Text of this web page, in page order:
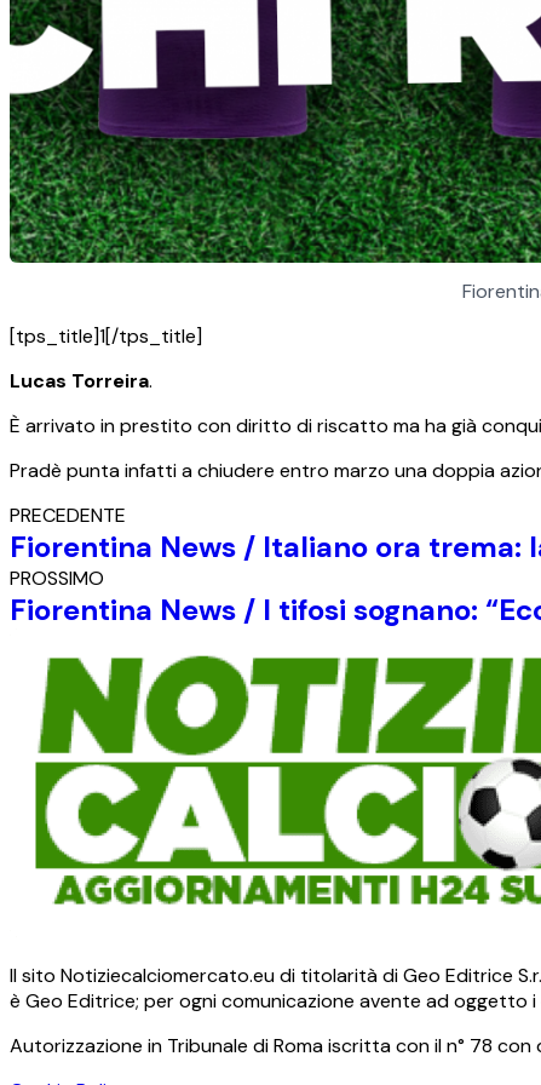
[tps_title]1[/tps_title]
Lucas Torreira.
È arrivato in prestito con diritto di riscatto ma ha già
Pradè punta infatti a chiudere entro marzo una doppia
PRECEDENTE
Fiorentina News / Italiano ora trema:
PROSSIMO
Fiorentina News / I tifosi sognano:
Il sito Notiziecalciomercato.eu di titolarità di Geo Editrice
è Geo Editrice; per ogni comunicazione avente ad
Autorizzazione in Tribunale di Roma iscritta con il n° 78 con